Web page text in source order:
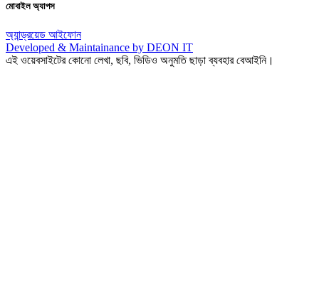
মোবাইল অ্যাপস
অ্যান্ড্রয়েড আইফোন
Developed & Maintainance by DEON IT
এই ওয়েবসাইটের কোনো লেখা, ছবি, ভিডিও অনুমতি ছাড়া ব্যবহার বেআইনি।